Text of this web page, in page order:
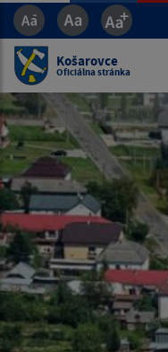
Košarovce
Oficiálna stránka